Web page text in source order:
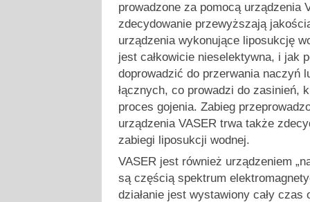
prowadzone za pomocą urządzenia
zdecydowanie przewyższają
urządzenia wykonujące liposukcję
jest całkowicie nieselektywna, i jak
doprowadzić do przerwania naczyń
łącznych, co prowadzi do zasinień,
proces gojenia. Zabieg
urządzenia VASER trwa także
zabiegi liposukcji wodnej.
VASER jest również urządzeniem
są częścią spektrum
działanie jest wystawiony cały